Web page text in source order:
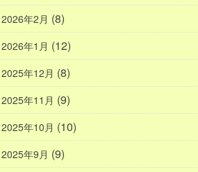
2026年2月 (8)
2026年1月 (12)
2025年12月 (8)
2025年11月 (9)
2025年10月 (10)
2025年9月 (9)